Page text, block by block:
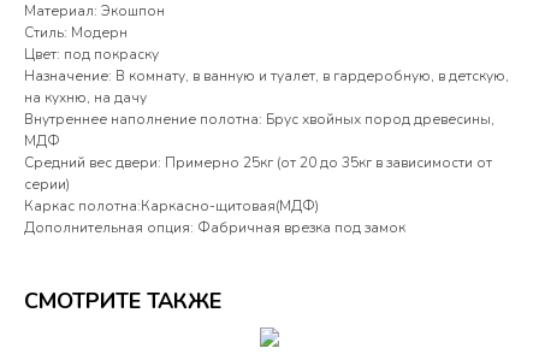
Материал: Экошпон
Стиль: Модерн
Цвет: под покраску
Назначение: В комнату, в ванную и туалет, в гардеробную, в детскую,
на кухню, на дачу
Внутреннее наполнение полотна: Брус хвойных пород древесины,
МДФ
Средний вес двери: Примерно 25кг (от 20 до 35кг в зависимости от
серии)
Каркас полотна:Каркасно-щитовая(МДФ)
Дополнительная опция: Фабричная врезка под замок
СМОТРИТЕ ТАКЖЕ